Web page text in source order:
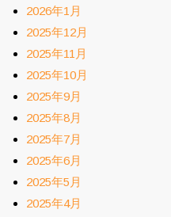
2026年1月
2025年12月
2025年11月
2025年10月
2025年9月
2025年8月
2025年7月
2025年6月
2025年5月
2025年4月